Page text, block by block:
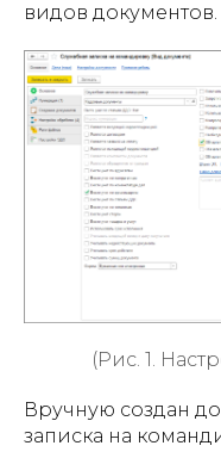
видов документов.
(Рис. 1.
Вручную создан
записка на